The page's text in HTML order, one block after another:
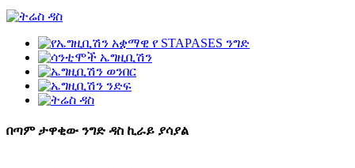
በጣም ታዋቂው ንግድ ዳስ ኪራይ ያሳያል